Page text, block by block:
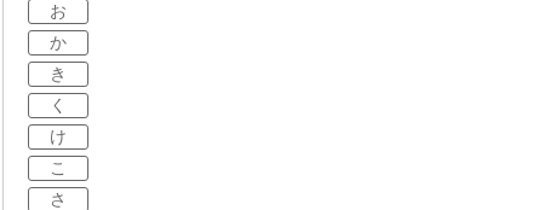
お
か
き
く
け
こ
さ